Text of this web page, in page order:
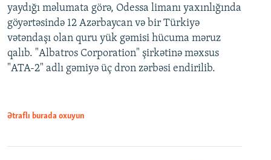
yaydığı məlumata görə, Odessa limanı yaxınlığında
göyərtəsində 12 Azərbaycan və bir Türkiyə
vətəndaşı olan quru yük gəmisi hücuma məruz
qalıb. "Albatros Corporation" şirkətinə məxsus
"ATA-2" adlı gəmiyə üç dron zərbəsi endirilib.
Ətraflı burada oxuyun